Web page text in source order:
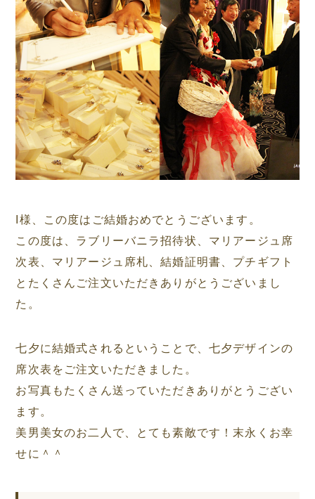
I様、この度はご結婚おめでとうございます。
この度は、ラブリーバニラ招待状、マリアージュ席
次表、マリアージュ席札、結婚証明書、プチギフト
とたくさんご注文いただきありがとうございまし
た。
七夕に結婚式されるということで、七夕デザインの
席次表をご注文いただきました。
お写真もたくさん送っていただきありがとうござい
ます。
美男美女のお二人で、とても素敵です！末永くお幸
せに＾＾